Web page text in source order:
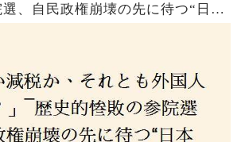
、自民政権崩壊の先に待つ“日本